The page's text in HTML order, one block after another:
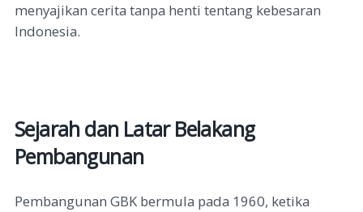
menyajikan cerita tanpa henti tentang kebesaran
Indonesia.
Sejarah dan Latar Belakang
Pembangunan
Pembangunan GBK bermula pada 1960, ketika